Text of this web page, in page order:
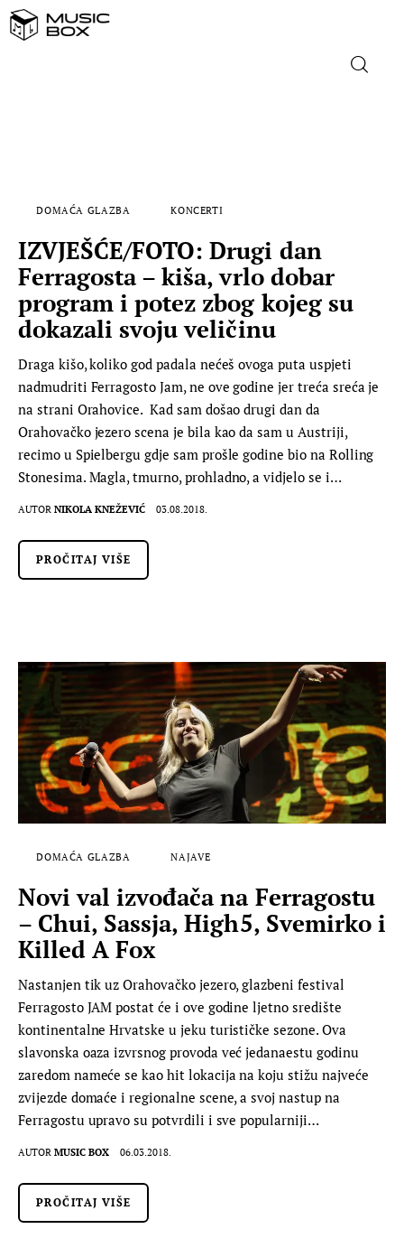
MUSIC BOX
DOMAĆA GLAZBA KONCERTI
IZVJEŠĆE/FOTO: Drugi dan
Ferragosta – kiša, vrlo dobar
program i potez zbog kojeg su
dokazali svoju veličinu
Draga kišo, koliko god padala nećeš ovoga puta uspjeti
nadmudriti Ferragosto Jam, ne ove godine jer treća sreća je
na strani Orahovice. Kad sam došao drugi dan da
Orahovačko jezero scena je bila kao da sam u Austriji,
recimo u Spielbergu gdje sam prošle godine bio na Rolling
Stonesima. Magla, tmurno, prohladno, a vidjelo se i…
AUTOR NIKOLA KNEŽEVIĆ 03.08.2018.
PROČITAJ VIŠE
DOMAĆA GLAZBA NAJAVE
Novi val izvođača na Ferragostu
– Chui, Sassja, High5, Svemirko i
Killed A Fox
Nastanjen tik uz Orahovačko jezero, glazbeni festival
Ferragosto JAM postat će i ove godine ljetno središte
kontinentalne Hrvatske u jeku turističke sezone. Ova
slavonska oaza izvrsnog provoda već jedanaestu godinu
zaredom nameće se kao hit lokacija na koju stižu najveće
zvijezde domaće i regionalne scene, a svoj nastup na
Ferragostu upravo su potvrdili i sve popularniji…
AUTOR MUSIC BOX 06.03.2018.
PROČITAJ VIŠE